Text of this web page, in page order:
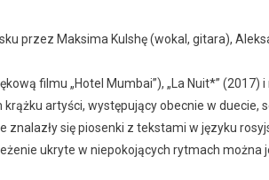
przez Maksima Kulshę (wokal, gitara),
filmu „Hotel Mumbai”), „La Nuit*” (2017)
artyści, występujący obecnie w duecie,
znalazły się piosenki z tekstami w języku
ukryte w niepokojących rytmach można